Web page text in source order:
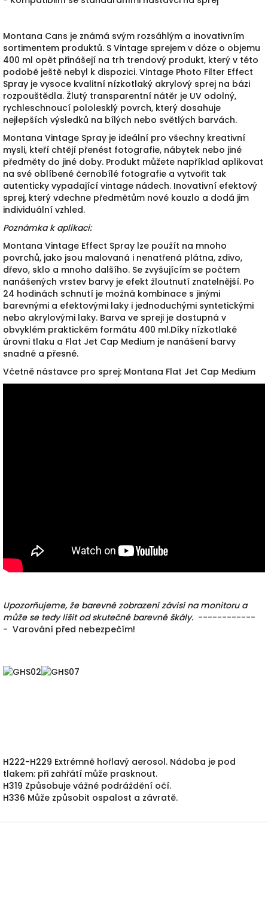
Montana Cans je známá svým rozsáhlým a inovativním
sortimentem produktů. S Vintage sprejem v dóze o objemu
400 ml opět přinášejí na trh trendový produkt, který v této
podobě ještě nebyl k dispozici. Vintage Photo Filter Effect
Spray je vysoce kvalitní nízkotlaký akrylový sprej na bázi
rozpouštědla. Žlutý transparentní nátěr je UV odolný,
rychleschnoucí pololesklý povrch, který dosahuje
nejlepších výsledků na bílých nebo světlých barvách.
Montana Vintage Spray je ideální pro všechny kreativní
mysli, kteří chtějí přenést fotografie, nábytek nebo jiné
předměty do jiné doby. Produkt můžete například aplikovat
na své oblíbené černobílé fotografie a vytvořit tak
autenticky vypadající vintage nádech. Inovativní efektový
sprej, který vdechne předmětům nové kouzlo a dodá jim
individuální vzhled.
Poznámka k aplikaci:
Montana Vintage Effect Spray lze použít na mnoho
povrchů, jako jsou malovaná i nenatřená plátna, zdivo,
dřevo, sklo a mnoho dalšího. Se zvyšujícím se počtem
nanášených vrstev barvy je efekt žloutnutí znatelnější. Po
24 hodinách schnutí je možná kombinace s jinými
barevnými a efektovými laky i jednoduchými syntetickými
nebo akrylovými laky. Barva ve spreji je dostupná v
obvyklém praktickém formátu 400 ml.Díky nízkotlaké
úrovni tlaku a Flat Jet Cap Medium je nanášení barvy
snadné a přesné.
Včetně nástavce pro sprej: Montana Flat Jet Cap Medium
Upozorňujeme, že barevné zobrazení závisí na monitoru a
může se tedy lišit od skutečné barevné škály. ------------
- Varování před nebezpečím!
H222-H229 Extrémně hořlavý aerosol. Nádoba je pod
tlakem: při zahřátí může prasknout.
H319 Způsobuje vážné podráždění očí.
H336 Může způsobit ospalost a závratě.